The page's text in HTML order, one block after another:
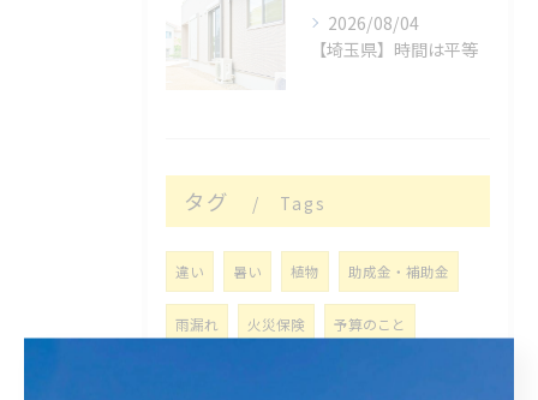
2026/08/04
【埼玉県】時間は平等
タグ Tags
違い 暑い 植物 助成金・補助金
雨漏れ 火災保険 予算のこと